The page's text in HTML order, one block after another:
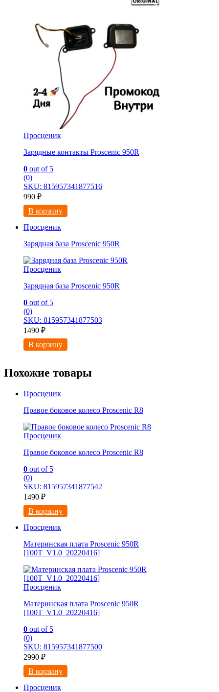
Просценик
Зарядные контакты Proscenic 950R
0 out of 5
(0)
SKU: 815957341877516
990 ₽
В корзину
Просценик
Зарядная база Proscenic 950R
Просценик
Зарядная база Proscenic 950R
0 out of 5
(0)
SKU: 815957341877503
1490 ₽
В корзину
Похожие товары
Просценик
Правое боковое колесо Proscenic R8
Просценик
Правое боковое колесо Proscenic R8
0 out of 5
(0)
SKU: 815957341877542
1490 ₽
В корзину
Просценик
Материнская плата Proscenic 950R
[100T_V1.0_20220416]
Просценик
Материнская плата Proscenic 950R
[100T_V1.0_20220416]
0 out of 5
(0)
SKU: 815957341877500
2990 ₽
В корзину
Просценик